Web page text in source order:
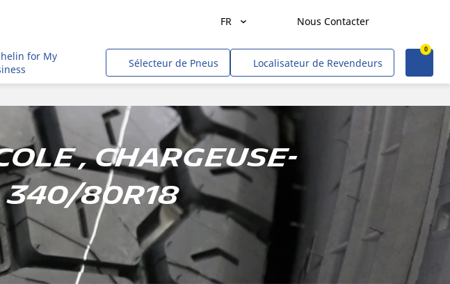
FR Nous Contacter
Transport de marchandises
Transport de personnes
Mines et carrières
Construction & industrie
Entrepreneurs & commerçants
Hors route/gouvernement
0
for My
Sélecteur de Pneus Localisateur de Revendeurs
, Chargeuse-
80R18